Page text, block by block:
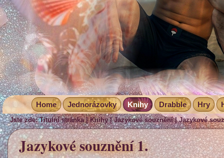
Home Jednorázovky Knihy Drabble Hry
Jste zde:Titulní stránka|Knihy|Jazykové souznění|Jazykové
Jazykové souznění 1.